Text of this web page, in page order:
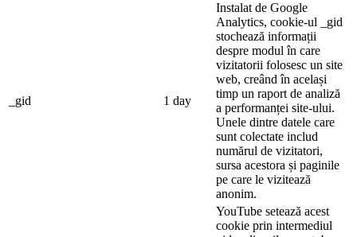
_gid 1 day
Instalat de Google
Analytics, cookie-ul _gid
stochează informații
despre modul în care
vizitatorii folosesc un site
web, creând în același
timp un raport de analiză
a performanței site-ului.
Unele dintre datele care
sunt colectate includ
numărul de vizitatori,
sursa acestora și paginile
pe care le vizitează
anonim.
YouTube setează acest
cookie prin intermediul